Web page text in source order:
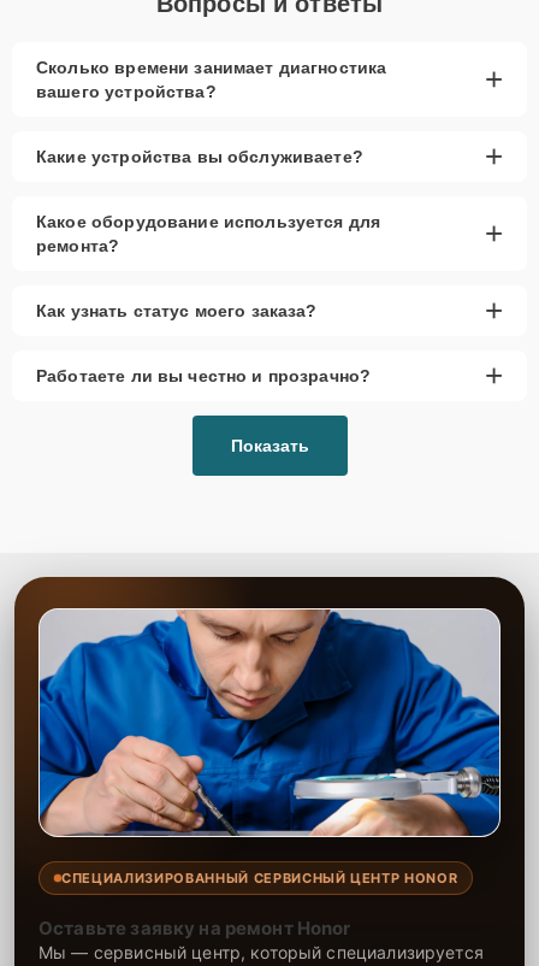
Сколько времени занимает диагностика
вашего устройства?
+
Какие устройства вы обслуживаете? +
Какое оборудование используется для
ремонта?
+
Как узнать статус моего заказа? +
Работаете ли вы честно и прозрачно? +
Показать
СПЕЦИАЛИЗИРОВАННЫЙ СЕРВИСНЫЙ ЦЕНТР HONOR
Оставьте заявку на ремонт Honor
Мы — сервисный центр, который специализируется